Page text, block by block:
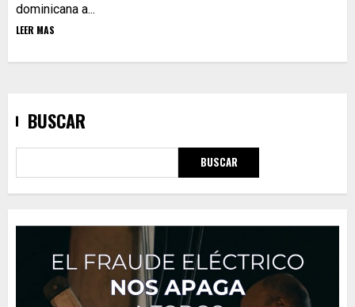
dominicana a...
LEER MAS
BUSCAR
BUSCAR